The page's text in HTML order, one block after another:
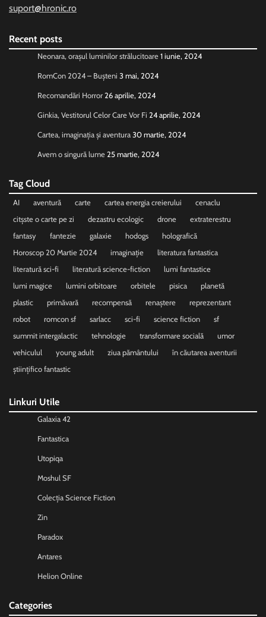
suport@hronic.ro
Recent posts
Neonara, orașul luminilor strălucitoare 1 iunie, 2024
RomCon 2024 – Bușteni 3 mai, 2024
Recomandări Horror 26 aprilie, 2024
Ginkia, Vestitorul Celor Care Vor Fi 24 aprilie, 2024
Cartea, imaginația și aventura 30 martie, 2024
Avem o singură lume 25 martie, 2024
Tag Cloud
AI aventură carte cartea energia creierului
cenaclu
citșste o carte pe zi
dezastru ecologic drone
extraterestru
fantasy
fantezie galaxie hodogs
holografică
Horoscop 20 Martie 2024
imaginație
literatura fantastica
literatură sci-fi
literatură science-fiction
lumi fantastice
lumi magice
lumini orbitoare orbitele pisica
planetă
plastic
primăvară recompensă renaștere
reprezentant
robot
romcon sf sarlacc sci-fi science fiction
sf
summit intergalactic
tehnologie transformare socială
umor
vehiculul
young adult ziua pământului
în căutarea aventurii
științifico fantastic
Linkuri Utile
Galaxia 42
Fantastica
Utopiqa
Moshul SF
Colecția Science Fiction
Zin
Paradox
Antares
Helion Online
Categories